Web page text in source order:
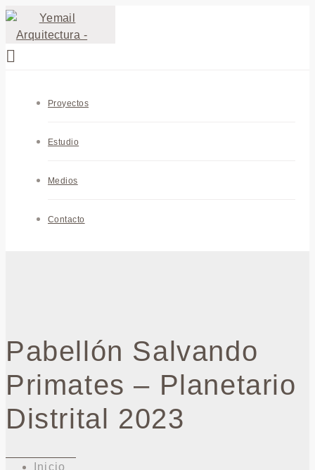
Proyectos
Estudio
Medios
Contacto
Pabellón Salvando
Primates – Planetario
Distrital 2023
Inicio